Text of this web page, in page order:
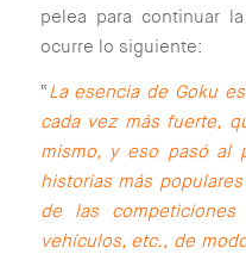
pelea para continuar
ocurre lo siguiente:
“La esencia de Goku
cada vez más fuerte,
mismo, y eso pasó al
historias más
de las
vehículos, etc., de